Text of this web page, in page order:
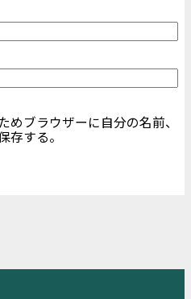
ブラウザーに自分の名前、
存する。